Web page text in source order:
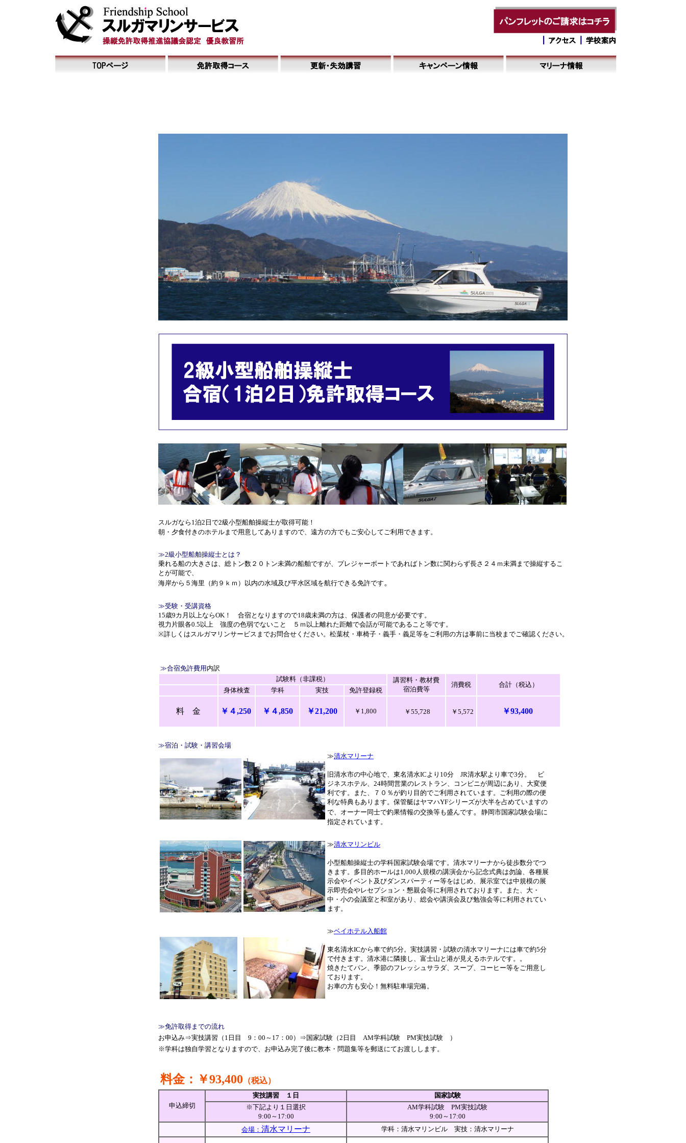
スルガなら1泊2日で2級小型船舶操縦士が取得可能！
朝・夕食付きのホテルまで用意してありますので、遠方の方でもご安心してご利用できます。
≫2級小型船舶操縦士とは？
乗れる船の大きさは、総トン数２０トン未満の船舶ですが、プレジャーボートであればトン数に関わらず長さ２４ｍ未満まで操縦するこ
とが可能で、
海岸から５海里（約９ｋｍ）以内の水域及び平水区域を航行できる免許です 。
≫受験・受講資格
15歳9カ月以上ならOK！ 合宿となりますので18歳未満の方は、保護者の同意が必要です。
視力片眼各0.5以上 強度の色弱でないこと ５ｍ以上離れた距離で会話が可能であること等です。
※詳しくはスルガマリンサービスまでお問合せください。松葉杖・車椅子・義手・義足等をご利用の方は事前に当校までご確認ください。
≫合宿免許費用 内訳
試験料（非課税）
講習料・教材費
宿泊費等
消費税 合計（税込）
身体検査 学科 実技 免許登録税
料 金 ￥４,250 ￥４,850 ￥21,200 ￥1,800 ￥55,728 ￥5,572 ￥93,400
≫宿泊・試験・講習会場
≫清水マリーナ
旧清水市の中心地で、東名清水ICより10分 JR清水駅より車で3分。 ビ
ジネスホテル、24時間営業のレストラン、コンビニが周辺にあり、大変便
利です。また、７０％が釣り目的でご利用されています。ご利用の際の便
利な特典もあります。保管艇はヤマハYFシリーズが大半を占めていますの
で、オーナー同士で釣果情報の交換等も盛んです 。 静岡市国家試験会場に
指定されています。
≫清水マリンビル
小型船舶操縦士の学科国家試験会場です。清水マリーナから徒歩数分でつ
きます。多目的ホールは1,000人規模の講演会から記念式典は勿論、各種展
示会やイベント及びダンスパーティー等をはじめ、展示室では中規模の展
示即売会やレセプション・懇親会等に利用されております。また、大・
中・小の会議室と和室があり、総会や講演会及び勉強会等に利用されてい
ます。
≫ベイホテル入船館
東名清水ICから車で約5分。実技講習・試験の清水マリーナには車で約5分
で付きます。清水港に隣接し、富士山と港が見えるホテルです。。
焼きたてパン、季節のフレッシュサラダ、スープ、コーヒー等をご用意し
ております。
お車の方も安心！無料駐車場完備。
≫免許取得までの流れ
お申込み⇒実技講習（1日目 9：00～17：00）⇒国家試験（2日目 AM学科試験 PM実技試験 ）
※学科は独自学習となりますので、お申込み完了後に教本・問題集等を郵送にてお渡しします。
料金：￥93,400 （税込）
申込締切
実技講習 １日
国家試験
※下記より１日選択
9:00～17:00
AM学科試験 PM実技試験
9:00～17:00
会場： 清水マリーナ 学科：清水マリンビル 実技：清水マリーナ